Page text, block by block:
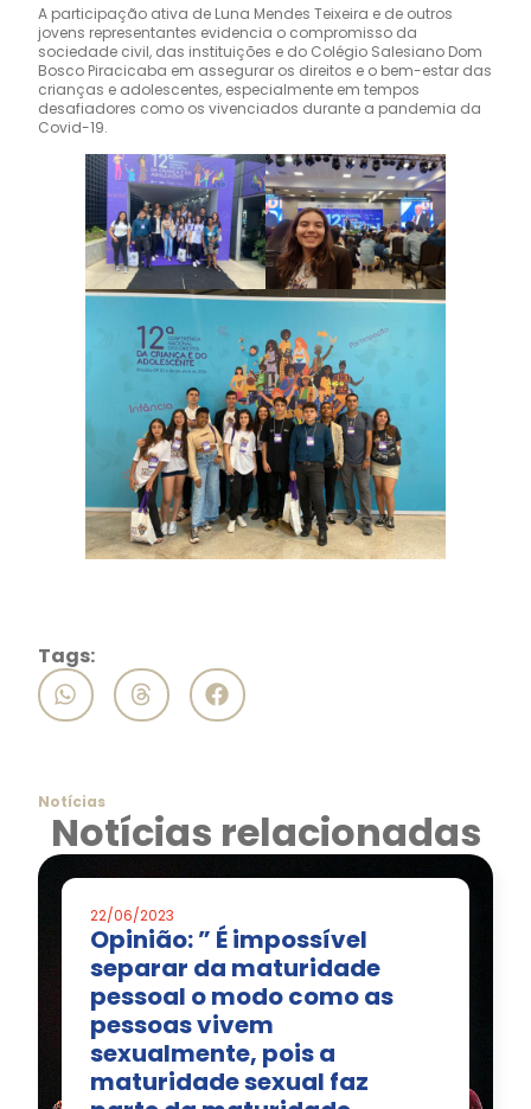
A participação ativa de Luna Mendes Teixeira e de outros
jovens representantes evidencia o compromisso da
sociedade civil, das instituições e do Colégio Salesiano Dom
Bosco Piracicaba em assegurar os direitos e o bem-estar das
crianças e adolescentes, especialmente em tempos
desafiadores como os vivenciados durante a pandemia da
Covid-19.
Tags:
Notícias
Notícias relacionadas
22/06/2023
Opinião: ” É impossível
separar da maturidade
pessoal o modo como as
pessoas vivem
sexualmente, pois a
maturidade sexual faz